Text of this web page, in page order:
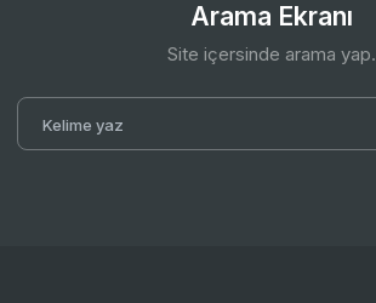
Arama Ekranı
Site içersinde arama yap.